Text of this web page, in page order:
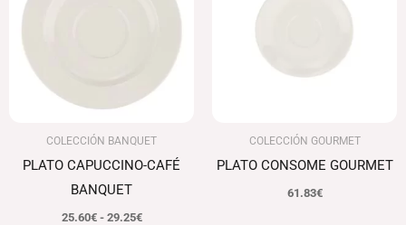
COLECCIÓN BANQUET
PLATO CAPUCCINO-CAFÉ
BANQUET
25.60€ - 29.25€
COLECCIÓN GOURMET
PLATO CONSOME GOURMET
61.83€